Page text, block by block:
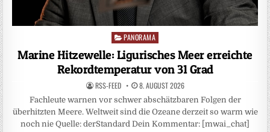
Posted
in
PANORAMA
Marine Hitzewelle: Ligurisches Meer erreichte
Rekordtemperatur von 31 Grad
RSS-FEED 8. AUGUST 2026
Fachleute warnen vor schwer abschätzbaren Folgen der
überhitzten Meere. Weltweit sind die Ozeane derzeit so warm wie
noch nie Quelle: derStandard Dein Kommentar: [mwai_chat]